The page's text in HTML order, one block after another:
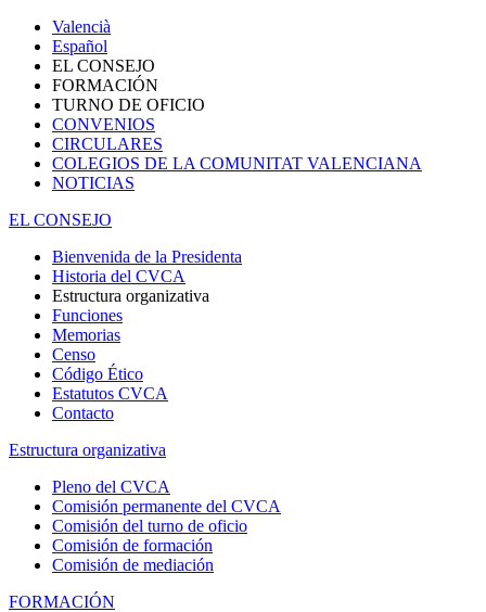
Valencià
Español
EL CONSEJO
FORMACIÓN
TURNO DE OFICIO
CONVENIOS
CIRCULARES
COLEGIOS DE LA COMUNITAT VALENCIANA
NOTICIAS
EL CONSEJO
Bienvenida de la Presidenta
Historia del CVCA
Estructura organizativa
Funciones
Memorias
Censo
Código Ético
Estatutos CVCA
Contacto
Estructura organizativa
Pleno del CVCA
Comisión permanente del CVCA
Comisión del turno de oficio
Comisión de formación
Comisión de mediación
FORMACIÓN